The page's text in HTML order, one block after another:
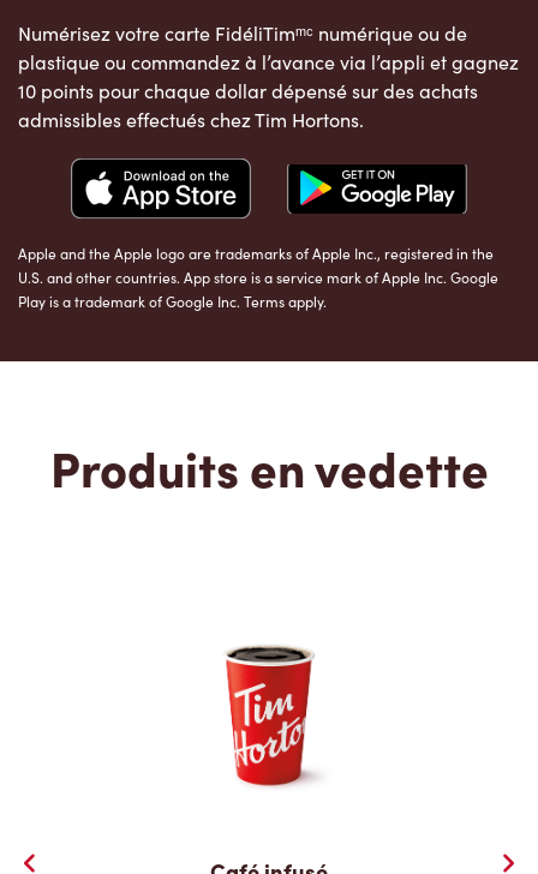
Numérisez votre carte FidéliTimᵐᶜ numérique ou de
plastique ou commandez à l’avance via l’appli et gagnez
10 points pour chaque dollar dépensé sur des achats
admissibles effectués chez Tim Hortons.
Apple and the Apple logo are trademarks of Apple Inc., registered in the
U.S. and other countries. App store is a service mark of Apple Inc. Google
Play is a trademark of Google Inc. Terms apply.
Produits en vedette